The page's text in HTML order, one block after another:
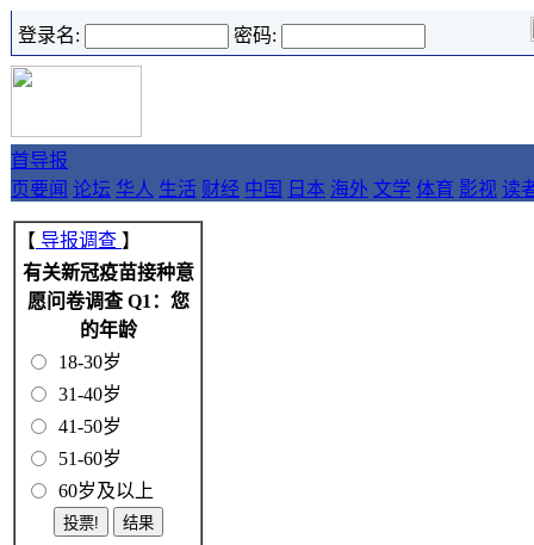
登录名: 密码:
首
页
导报
要闻 论坛 华人 生活 财经 中国 日本 海外 文学 体育 影视 读
【 导报调查 】
有关新冠疫苗接种意
愿问卷调查 Q1：您
的年龄
18-30岁
31-40岁
41-50岁
51-60岁
60岁及以上